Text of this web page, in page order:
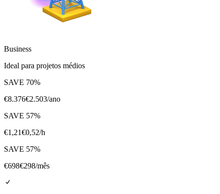
Business
Ideal para projetos médios
SAVE 70%
€8.376€2.503/ano
SAVE 57%
€1,21€0,52/h
SAVE 57%
€698€298/mês